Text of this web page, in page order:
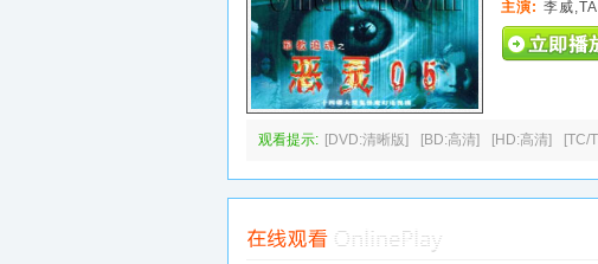
主演: 李威
观看提示: [DVD:清晰版] [BD:高清] [HD:高清] [TC/